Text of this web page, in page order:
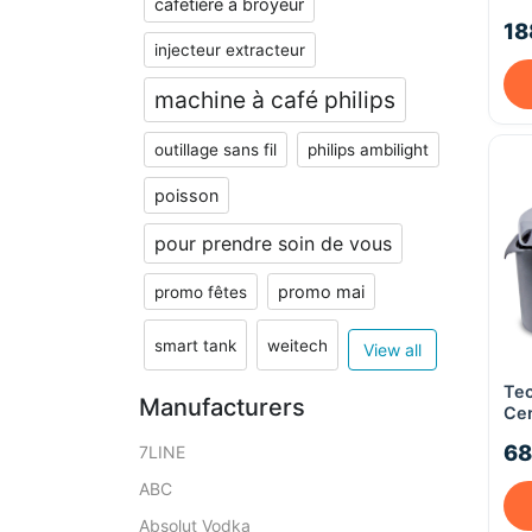
cafetière à broyeur
injecteur extracteur
machine à café philips
outillage sans fil philips ambilight
poisson
pour prendre soin de vous
promo fêtes promo mai
smart tank weitech View all
Manufacturers
7LINE
ABC
Absolut Vodka